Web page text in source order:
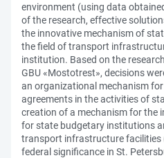
environment (using data
of the research, effective
the innovative mechanism of
the field of transport
institution. Based on the
GBU «Mostotrest», decisions
an organizational mechanism
agreements in the activities of
creation of a mechanism for the
for state budgetary institutions
transport infrastructure
federal significance in St.